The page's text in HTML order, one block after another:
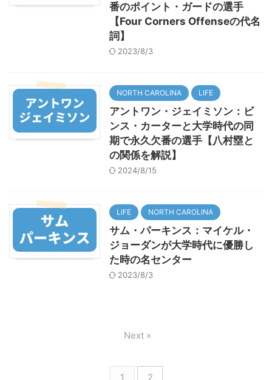
番のポイント・ガードの選手
【Four Corners Offenseの代名
詞】
2023/8/3
NORTH CAROLINA LIFE
アントワン・ジェイミソン：ビ
ンス・カーターと大学時代の同
期で永久欠番の選手【八村塁と
の関係を解説】
2024/8/15
LIFE NORTH CAROLINA
サム・パーキンス：マイケル・
ジョーダンが大学時代に優勝し
た時の名センター
2023/8/3
1 2
Next »